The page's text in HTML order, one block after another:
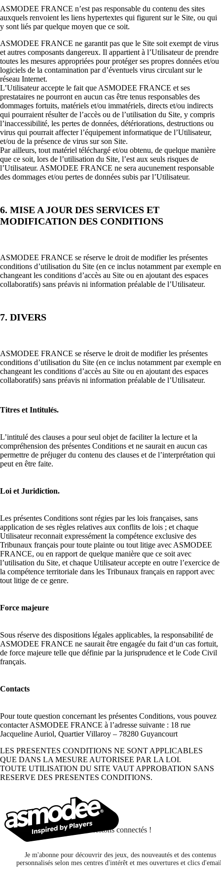
ASMODEE FRANCE n’est pas responsable du contenu des sites
auxquels renvoient les liens hypertextes qui figurent sur le Site, ou qui
y sont liés par quelque moyen que ce soit.
ASMODEE FRANCE ne garantit pas que le Site soit exempt de virus
et autres composants dangereux. Il appartient à l’Utilisateur de prendre
toutes les mesures appropriées pour protéger ses propres données et/ou
logiciels de la contamination par d’éventuels virus circulant sur le
réseau Internet.
L’Utilisateur accepte le fait que ASMODEE FRANCE et ses
prestataires ne pourront en aucun cas être tenus responsables des
dommages fortuits, matériels et/ou immatériels, directs et/ou indirects
qui pourraient résulter de l’accès ou de l’utilisation du Site, y compris
l’inaccessibilité, les pertes de données, détériorations, destructions ou
virus qui pourrait affecter l’équipement informatique de l’Utilisateur,
et/ou de la présence de virus sur son Site.
Par ailleurs, tout matériel téléchargé et/ou obtenu, de quelque manière
que ce soit, lors de l’utilisation du Site, l’est aux seuls risques de
l’Utilisateur. ASMODEE FRANCE ne sera aucunement responsable
des dommages et/ou pertes de données subis par l’Utilisateur.
6. MISE A JOUR DES SERVICES ET
MODIFICATION DES CONDITIONS
ASMODEE FRANCE se réserve le droit de modifier les présentes
conditions d’utilisation du Site (en ce inclus notamment par exemple en
changeant les conditions d’accès au Site ou en ajoutant des espaces
collaboratifs) sans préavis ni information préalable de l’Utilisateur.
7. DIVERS
ASMODEE FRANCE se réserve le droit de modifier les présentes
conditions d’utilisation du Site (en ce inclus notamment par exemple en
changeant les conditions d’accès au Site ou en ajoutant des espaces
collaboratifs) sans préavis ni information préalable de l’Utilisateur.
Titres et Intitulés.
L’intitulé des clauses a pour seul objet de faciliter la lecture et la
compréhension des présentes Conditions et ne saurait en aucun cas
permettre de préjuger du contenu des clauses et de l’interprétation qui
peut en être faite.
Loi et Juridiction.
Les présentes Conditions sont régies par les lois françaises, sans
application de ses règles relatives aux conflits de lois ; et chaque
Utilisateur reconnait expressément la compétence exclusive des
Tribunaux français pour toute plainte ou tout litige avec ASMODEE
FRANCE, ou en rapport de quelque manière que ce soit avec
l’utilisation du Site, et chaque Utilisateur accepte en outre l’exercice de
la compétence territoriale dans les Tribunaux français en rapport avec
tout litige de ce genre.
Force majeure
Sous réserve des dispositions légales applicables, la responsabilité de
ASMODEE FRANCE ne saurait être engagée du fait d‘un cas fortuit,
de force majeure telle que définie par la jurisprudence et le Code Civil
français.
Contacts
Pour toute question concernant les présentes Conditions, vous pouvez
contacter ASMODEE FRANCE à l’adresse suivante : 18 rue
Jacqueline Auriol, Quartier Villaroy – 78280 Guyancourt
LES PRESENTES CONDITIONS NE SONT APPLICABLES
QUE DANS LA MESURE AUTORISEE PAR LA LOI.
TOUTE UTILISATION DU SITE VAUT APPROBATION SANS
RESERVE DES PRESENTES CONDITIONS.
Restons connectés !
Je m'abonne pour découvrir des jeux, des nouveautés et des contenus
personnalisés selon mes centres d'intérêt et mes ouvertures et clics